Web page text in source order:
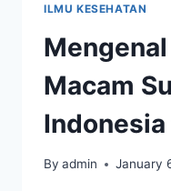
ILMU KESEHATAN
Macam
By admin January